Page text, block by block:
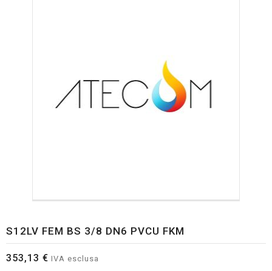
S12LV FEM BS 3/8 DN6 PVCU FKM
353,13 € IVA esclusa